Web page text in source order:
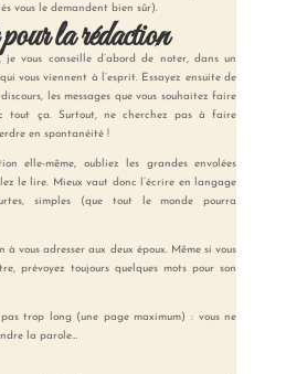
vous le demandent bien sûr).
la rédaction
vous conseille d’abord de noter, dans un
vous viennent à l’esprit. Essayez ensuite de
les messages que vous souhaitez faire
tout ça. Surtout, ne cherchez pas à faire
en spontanéité !
elle-même, oubliez les grandes envolées
le lire. Mieux vaut donc l’écrire en langage
simples (que tout le monde pourra
vous adresser aux deux époux. Même si vous
prévoyez toujours quelques mots pour son
trop long (une page maximum) : vous ne
la parole…